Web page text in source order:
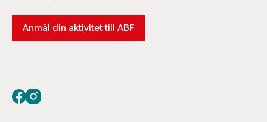
Anmäl din aktivitet till ABF
Besök oss på facebook
Besök oss på instagram